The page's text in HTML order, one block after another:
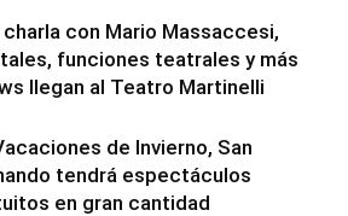
charla con Mario Massaccesi,
funciones teatrales y más
llegan al Teatro Martinelli
de Invierno, San
tendrá espectáculos
en gran cantidad